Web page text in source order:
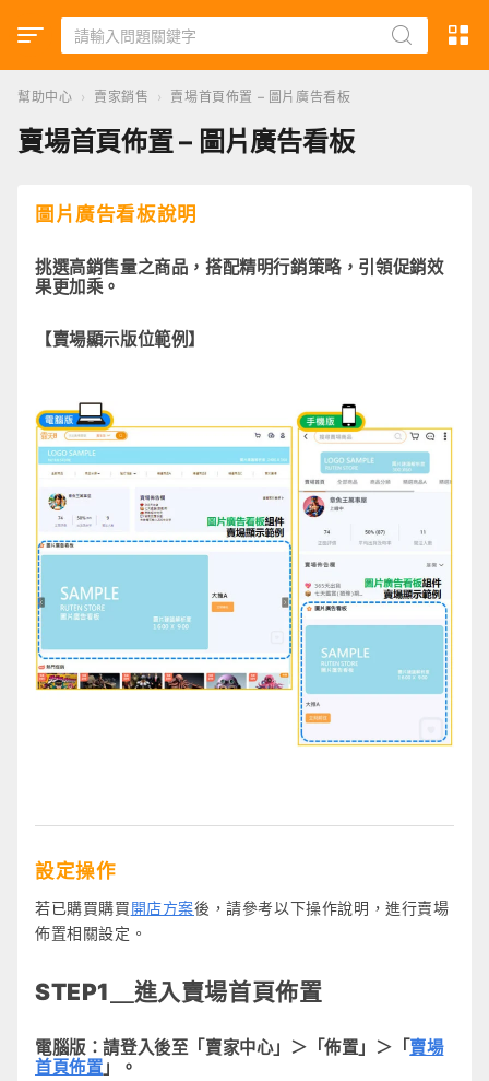
幫助中心 › 賣家銷售 › 賣場首頁佈置 – 圖片廣告看板
賣場首頁佈置 – 圖片廣告看板
圖片廣告看板說明
挑選高銷售量之商品，搭配精明行銷策略，引領促銷效
果更加乘。
【賣場顯示版位範例】
設定操作
若已購買購買開店方案後，請參考以下操作說明，進行賣場
佈置相關設定。
STEP1＿進入賣場首頁佈置
電腦版：請登入後至「賣家中心」＞「佈置」＞「 賣場
首頁佈置 」。